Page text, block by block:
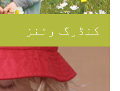
کنڈرگارٹنز